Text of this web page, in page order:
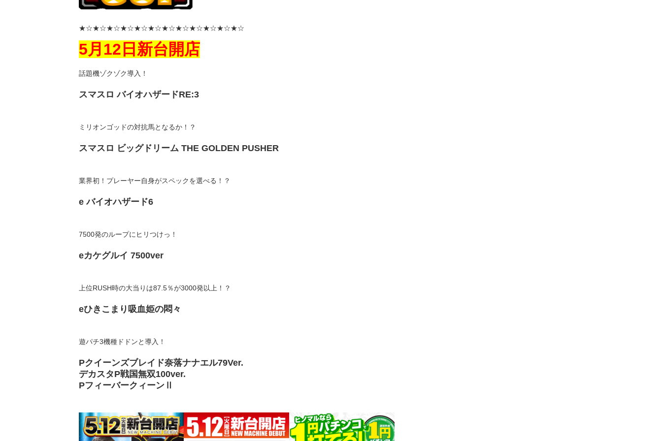
★☆★☆★☆★☆★☆★☆★☆★☆★☆★☆★☆★☆
5月12日新台開店
話題機ゾクゾク導入！
スマスロ バイオハザードRE:3
ミリオンゴッドの対抗馬となるか！？
スマスロ ビッグドリーム THE GOLDEN PUSHER
業界初！プレーヤー自身がスペックを選べる！？
e バイオハザード6
7500発のループにヒリつけっ！
eカケグルイ 7500ver
上位RUSH時の大当りは87.5％が3000発以上！？
eひきこまり吸血姫の悶々
遊パチ3機種ドドンと導入！
Pクイーンズブレイド奈落ナナエル79Ver.
デカスタP戦国無双100ver.
PフィーバークィーンⅡ